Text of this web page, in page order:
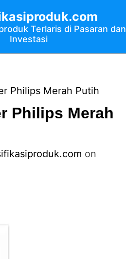
Terlaris di Pasaran dan
Investasi
Philips Merah Putih
Philips Merah
on